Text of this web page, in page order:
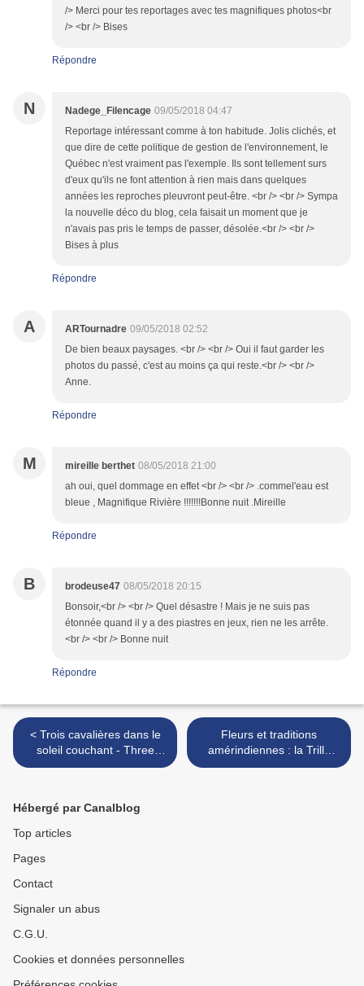
/> Merci pour tes reportages avec tes magnifiques photos<br
/> <br /> Bises
Répondre
N Nadege_Filencage 09/05/2018 04:47
Reportage intéressant comme à ton habitude. Jolis clichés, et
que dire de cette politique de gestion de l'environnement, le
Québec n'est vraiment pas l'exemple. Ils sont tellement surs
d'eux qu'ils ne font attention à rien mais dans quelques
années les reproches pleuvront peut-être. <br /> <br /> Sympa
la nouvelle déco du blog, cela faisait un moment que je
n'avais pas pris le temps de passer, désolée.<br /> <br />
Bises à plus
Répondre
A ARTournadre 09/05/2018 02:52
De bien beaux paysages. <br /> <br /> Oui il faut garder les
photos du passé, c'est au moins ça qui reste.<br /> <br />
Anne.
Répondre
M mireille berthet 08/05/2018 21:00
ah oui, quel dommage en effet <br /> <br /> .commel'eau est
bleue , Magnifique Rivière !!!!!!!Bonne nuit .Mireille
Répondre
B brodeuse47 08/05/2018 20:15
Bonsoir,<br /> <br /> Quel désastre ! Mais je ne suis pas
étonnée quand il y a des piastres en jeux, rien ne les arrête.
<br /> <br /> Bonne nuit
Répondre
< Trois cavalières dans le
soleil couchant - Three
riders in the sunset
Fleurs et traditions
amérindiennes : la Trille
rouge et l'Érythrone des
Hébergé par Canalblog
Top articles
Pages
Contact
Signaler un abus
C.G.U.
Cookies et données personnelles